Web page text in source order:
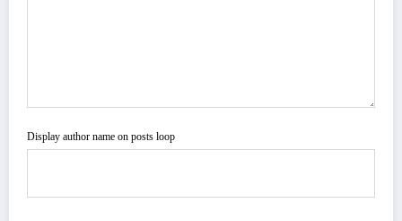
Display author name on posts loop